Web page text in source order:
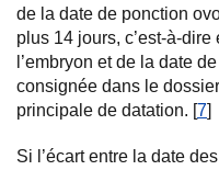
de la date de ponction
plus 14 jours, c’est-à-
l’embryon et de la date
consignée dans le
principale de datation. [7]
Si l’écart entre la date